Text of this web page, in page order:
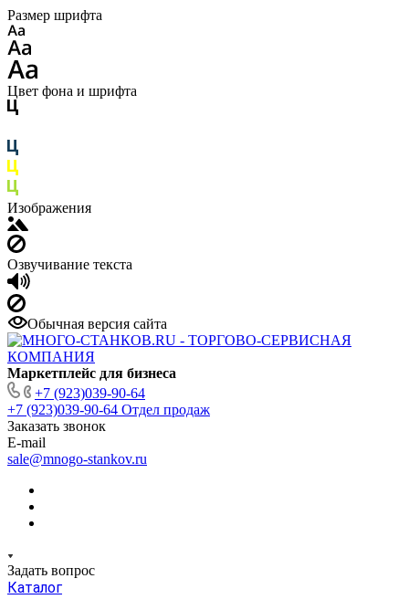
Размер шрифта
Цвет фона и шрифта
Изображения
Озвучивание текста
Обычная версия сайта
Маркетплейс для бизнеса
+7 (923)039-90-64
+7 (923)039-90-64 Отдел продаж
Заказать звонок
E-mail
sale@mnogo-stankov.ru
Задать вопрос
Каталог